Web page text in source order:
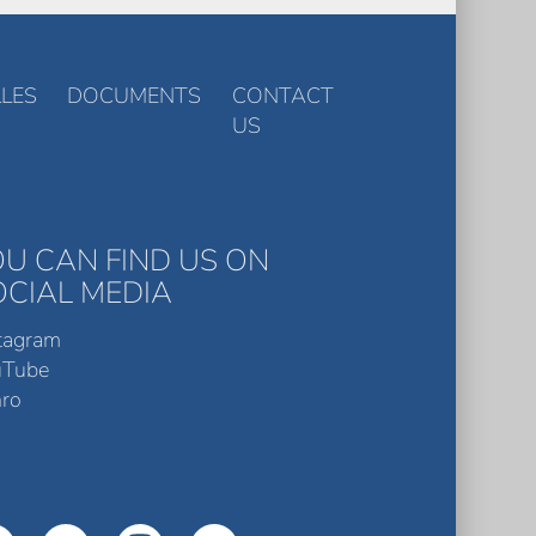
DOCUMENTS
CONTACT
US
CAN FIND US ON
MEDIA